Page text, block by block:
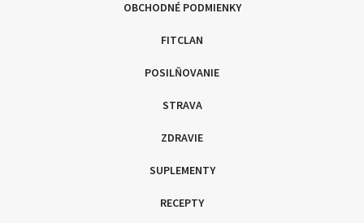
OBCHODNÉ PODMIENKY
FITCLAN
POSILŇOVANIE
STRAVA
ZDRAVIE
SUPLEMENTY
RECEPTY